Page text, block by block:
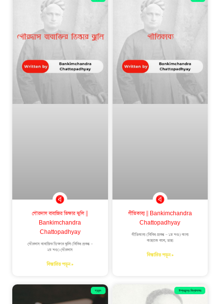
গৌরদাস বাবাজির ভিক্ষার ঝুলি ||
Bankimchandra
Chattopadhyay
গৌরদাস বাবাজির ভিক্ষার ঝুলি (বিবিধ প্রবন্ধ –
২য় খণ্ড) গৌরদাস
বিস্তারিত পড়ুন »
গীতিকাব্য || Bankimchandra
Chattopadhyay
গীতিকাব্য (বিবিধ প্রবন্ধ – ১ম খণ্ড) কাব্য
কাহাকে বলে, তাহা
বিস্তারিত পড়ুন »
প্রবন্দ ঈশ্বরচন্দ্র বিদ্যাসাগর